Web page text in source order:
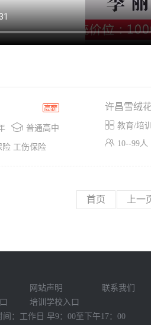
 普通高中
险 工伤保险
许昌雪绒
 教育/培
 10--99人
首页 上一
网站声明
联系我们
培训学校入口
间：工作日 早9：00至下午17：00